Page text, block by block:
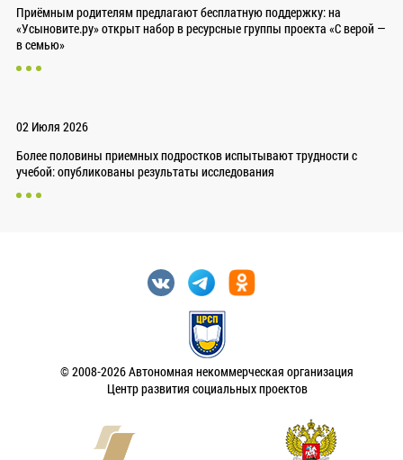
Приёмным родителям предлагают бесплатную поддержку: на
«Усыновите.ру» открыт набор в ресурсные группы проекта «С верой —
в семью»
02 Июля 2026
Более половины приемных подростков испытывают трудности с
учебой: опубликованы результаты исследования
© 2008-2026 Автономная некоммерческая организация
Центр развития социальных проектов